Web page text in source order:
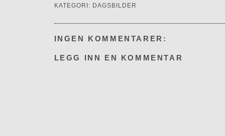
KATEGORI: DAGSBILDER
INGEN KOMMENTARER:
LEGG INN EN KOMMENTAR